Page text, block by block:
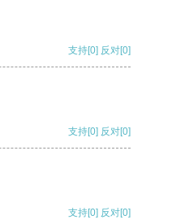
支持[0] 反对[0]
支持[0] 反对[0]
支持[0] 反对[0]